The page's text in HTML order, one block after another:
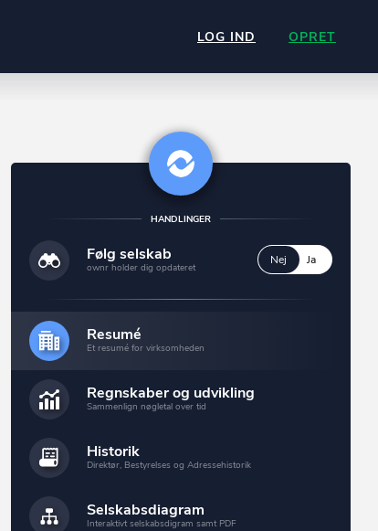
LOG IND OPRET
HANDLINGER
Følg selskab
ownr holder dig opdateret
Nej Ja
Resumé
Et resumé for virksomheden
Regnskaber og udvikling
Sammenlign nøgletal over tid
Historik
Direktør, Bestyrelses og Adressehistorik
Selskabsdiagram
Interaktivt selskabsdigram samt PDF